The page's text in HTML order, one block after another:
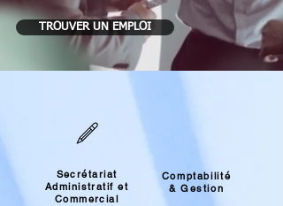
TROUVER UN EMPLOI
Secrétariat
Administratif et
Commercial
Comptabilité
& Gestion